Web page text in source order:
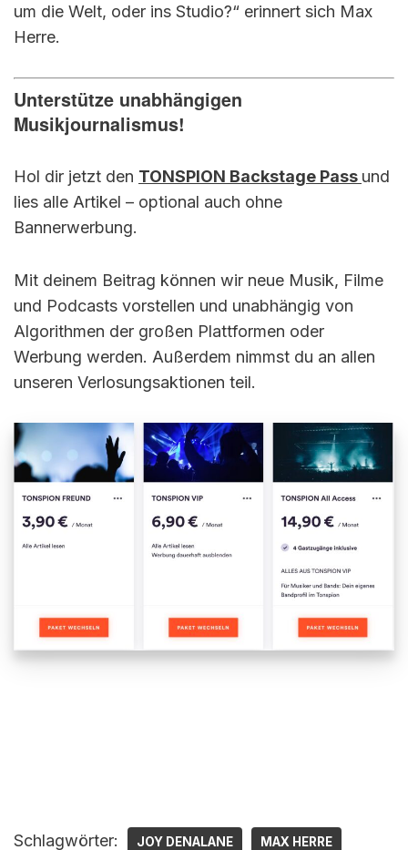
um die Welt, oder ins Studio?“ erinnert sich Max
Herre.
Unterstütze unabhängigen
Musikjournalismus!
Hol dir jetzt den TONSPION Backstage Pass und
lies alle Artikel – optional auch ohne
Bannerwerbung.
Mit deinem Beitrag können wir neue Musik, Filme
und Podcasts vorstellen und unabhängig von
Algorithmen der großen Plattformen oder
Werbung werden. Außerdem nimmst du an allen
unseren Verlosungsaktionen teil.
Schlagwörter: JOY DENALANE MAX HERRE